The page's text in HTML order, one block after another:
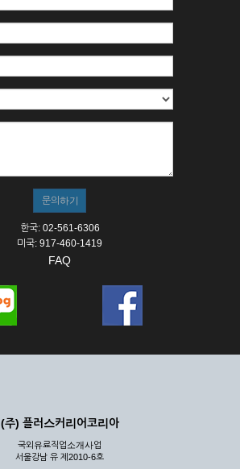
한국: 02-561-6306
미국: 917-460-1419
FAQ
(주) 플러스커리어코리아
국외유료직업소개사업
서울강남 유 제2010-6호